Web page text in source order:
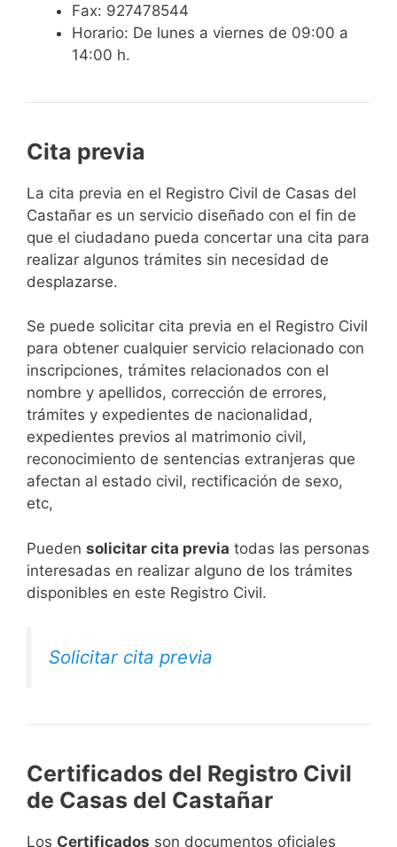
Fax: 927478544
Horario: De lunes a viernes de 09:00 a
14:00 h.
Cita previa
​​​​​​​​​​​​​​​​​​​​​​​​​​​​La cita previa en el Registro Civil de Casas del
Castañar es un servicio diseñado con el fin de
que el ciudadano pueda concertar una cita para
realizar algunos trámites sin necesidad de
desplazarse.​
Se puede solicitar cita previa en el Registro Civil
para obtener cualquier servicio relacionado con
inscripciones, trámites relacionados con el
nombre y apellidos, corrección de errores,
trámites y expedientes de nacionalidad,
expedientes previos al matrimonio civil,
reconocimiento de sentencias extranjeras que
afectan al estado civil, rectificación de sexo,
etc,
​Pueden solicitar cita previa todas las personas
interesadas en realizar alguno de los trámites
disponibles en este Registro Civil.​
Solicitar cita previa
Certificados del Registro Civil
de Casas del Castañar
Los Certificados son documentos oficiales